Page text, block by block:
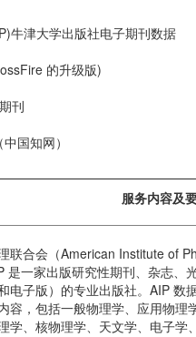
牛津大学出版社电子期刊数据
的升级版)
刊
国知网）
服务内容及
联合会（American Institute of
是一家出版研究性期刊、杂志、
电子版）的专业出版社。AIP 数
容，包括一般物理学、应用物理
学、核物理学、天文学、电子学